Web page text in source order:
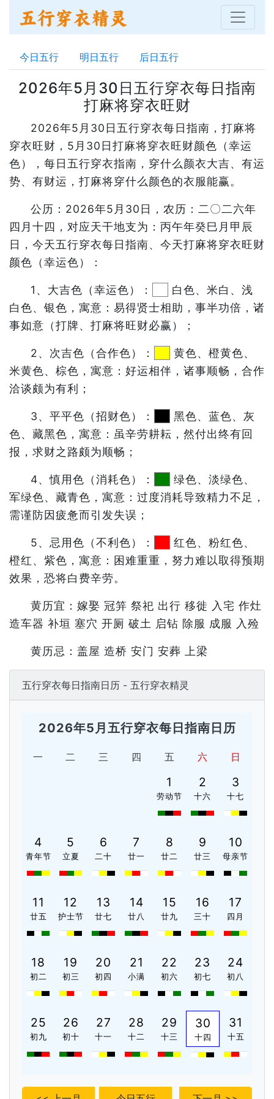
今日五行 明日五行 后日五行
2026年5月30日五行穿衣每日指南
打麻将穿衣旺财
2026年5月30日五行穿衣每日指南，打麻将
穿衣旺财，5月30日打麻将穿衣旺财颜色（幸运
色），每日五行穿衣指南，穿什么颜衣大吉、有运
势、有财运，打麻将穿什么颜色的衣服能赢。
公历：2026年5月30日，农历：二〇二六年
四月十四，对应天干地支为：丙午年癸巳月甲辰
日，今天五行穿衣每日指南、今天打麻将穿衣旺财
颜色（幸运色）：
1、大吉色（幸运色）：
白色、米白、浅
白色、银色，寓意：易得贤士相助，事半功倍，诸
事如意（打牌、打麻将旺财必赢）；
2、次吉色（合作色）：
黄色、橙黄色、
米黄色、棕色，寓意：好运相伴，诸事顺畅，合作
洽谈颇为有利；
3、平平色（招财色）：
黑色、蓝色、灰
色、藏黑色，寓意：虽辛劳耕耘，然付出终有回
报，求财之路颇为顺畅；
4、慎用色（消耗色）：
绿色、淡绿色、
军绿色、藏青色，寓意：过度消耗导致精力不足，
需谨防因疲惫而引发失误；
5、忌用色（不利色）：
红色、粉红色、
橙红、紫色，寓意：困难重重，努力难以取得预期
效果，恐将白费辛劳。
黄历宜：嫁娶 冠笄 祭祀 出行 移徙 入宅 作灶
造车器 补垣 塞穴 开厕 破土 启钻 除服 成服 入殓
黄历忌：盖屋 造桥 安门 安葬 上梁
五行穿衣每日指南日历 - 五行穿衣精灵
2026年5月五行穿衣每日指南日历
一 二 三 四 五 六 日
1
劳动节
2
十六
3
十七
4
青年节
5
立夏
6
二十
7
廿一
8
廿二
9
廿三
10
母亲节
11
廿五
12
护士节
13
廿七
14
廿八
15
廿九
16
三十
17
四月
18
初二
19
初三
20
初四
21
小满
22
初六
23
初七
24
初八
25
初九
26
初十
27
十一
28
十二
29
十三
30
十四
31
十五